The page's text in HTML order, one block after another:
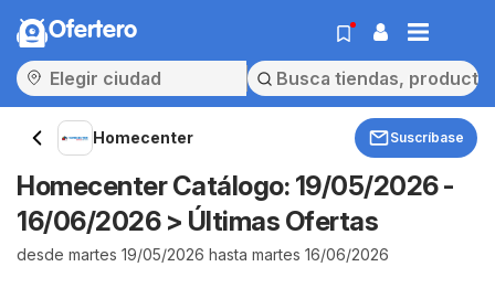
Ofertero
Homecenter Suscríbase
Homecenter Catálogo: 19/05/2026 -
16/06/2026 > Últimas Ofertas
desde martes 19/05/2026 hasta martes 16/06/2026